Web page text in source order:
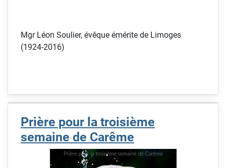
Mgr Léon Soulier, évêque émérite de Limoges
(1924-2016)
Prière pour la troisième
semaine de Carême